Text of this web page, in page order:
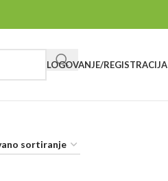
LOGOVANJE/REGISTRACIJA